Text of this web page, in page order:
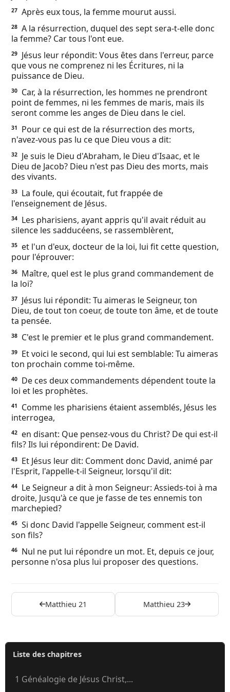
27 Après eux tous, la femme mourut aussi.
28 A la résurrection, duquel des sept sera-t-elle donc
la femme? Car tous l'ont eue.
29
Jésus leur répondit: Vous êtes dans l'erreur, parce
que vous ne comprenez ni les Écritures, ni la
puissance de Dieu.
30
Car, à la résurrection, les hommes ne prendront
point de femmes, ni les femmes de maris, mais ils
seront comme les anges de Dieu dans le ciel.
31
Pour ce qui est de la résurrection des morts,
n'avez-vous pas lu ce que Dieu vous a dit:
32
Je suis le Dieu d'Abraham, le Dieu d'Isaac, et le
Dieu de Jacob? Dieu n'est pas Dieu des morts, mais
des vivants.
33
La foule, qui écoutait, fut frappée de
l'enseignement de Jésus.
34
Les pharisiens, ayant appris qu'il avait réduit au
silence les sadducéens, se rassemblèrent,
35
et l'un d'eux, docteur de la loi, lui fit cette question,
pour l'éprouver:
36
Maître, quel est le plus grand commandement de
la loi?
37
Jésus lui répondit: Tu aimeras le Seigneur, ton
Dieu, de tout ton coeur, de toute ton âme, et de toute
ta pensée.
38 C'est le premier et le plus grand commandement.
39
Et voici le second, qui lui est semblable: Tu aimeras
ton prochain comme toi-même.
40
De ces deux commandements dépendent toute la
loi et les prophètes.
41
Comme les pharisiens étaient assemblés, Jésus les
interrogea,
42
en disant: Que pensez-vous du Christ? De qui est-il
fils? Ils lui répondirent: De David.
43
Et Jésus leur dit: Comment donc David, animé par
l'Esprit, l'appelle-t-il Seigneur, lorsqu'il dit:
44
Le Seigneur a dit à mon Seigneur: Assieds-toi à ma
droite, Jusqu'à ce que je fasse de tes ennemis ton
marchepied?
45 Si donc David l'appelle Seigneur, comment est-il
son fils?
46
Nul ne put lui répondre un mot. Et, depuis ce jour,
personne n'osa plus lui proposer des questions.
Matthieu 21 Matthieu 23
Liste des chapitres
1 Généalogie de Jésus Christ,...